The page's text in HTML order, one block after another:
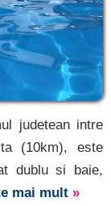
judetean intre
(10km), este
dublu si baie,
mai mult »